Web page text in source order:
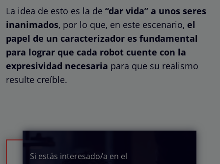
La idea de esto es la de “dar vida” a unos seres
inanimados, por lo que, en este escenario, el
papel de un caracterizador es fundamental
para lograr que cada robot cuente con la
expresividad necesaria para que su realismo
resulte creíble.
Si estás interesado/a en el